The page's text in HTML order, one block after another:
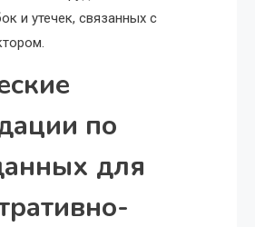
и утечек, связанных с
по
для